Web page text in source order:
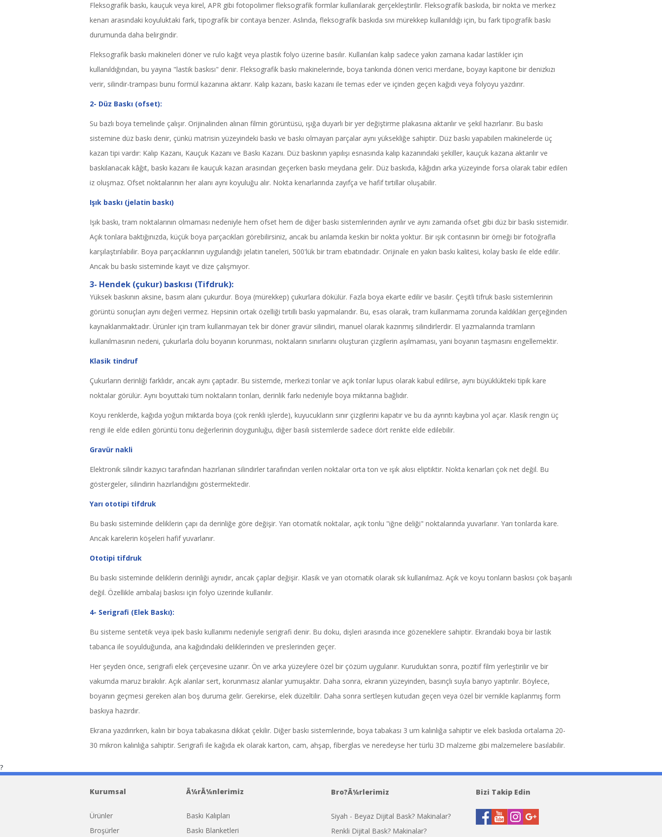
Fleksografik baskı, kauçuk veya kirel, APR gibi fotopolimer fleksografik formlar kullanılarak gerçekleştirilir. Fleksografik baskıda, bir nokta ve merkez
kenarı arasındaki koyuluktaki fark, tipografik bir contaya benzer. Aslında, fleksografik baskıda sıvı mürekkep kullanıldığı için, bu fark tipografik baskı
durumunda daha belirgindir.
Fleksografik baskı makineleri döner ve rulo kağıt veya plastik folyo üzerine basılır. Kullanılan kalıp sadece yakın zamana kadar lastikler için
kullanıldığından, bu yayına "lastik baskısı" denir. Fleksografik baskı makinelerinde, boya tankında dönen verici merdane, boyayı kapitone bir denizkızı
verir, silindir-trampası bunu formül kazanına aktarır. Kalıp kazanı, baskı kazanı ile temas eder ve içinden geçen kağıdı veya folyoyu yazdırır.
2- Düz Baskı (ofset):
Su bazlı boya temelinde çalışır. Orijinalinden alınan filmin görüntüsü, ışığa duyarlı bir yer değiştirme plakasına aktarılır ve şekil hazırlanır. Bu baskı
sistemine düz baskı denir, çünkü matrisin yüzeyindeki baskı ve baskı olmayan parçalar aynı yüksekliğe sahiptir. Düz baskı yapabilen makinelerde üç
kazan tipi vardır: Kalıp Kazanı, Kauçuk Kazanı ve Baskı Kazanı. Düz baskının yapılışı esnasında kalıp kazanındaki şekiller, kauçuk kazana aktarılır ve
baskılanacak kâğıt, baskı kazanı ile kauçuk kazan arasından geçerken baskı meydana gelir. Düz baskıda, kâğıdın arka yüzeyinde forsa olarak tabir edilen
iz oluşmaz. Ofset noktalarının her alanı aynı koyuluğu alır. Nokta kenarlarında zayıfça ve hafif tırtıllar oluşabilir.
Işık baskı (jelatin baskı)
Işık baskı, tram noktalarının olmaması nedeniyle hem ofset hem de diğer baskı sistemlerinden ayrılır ve aynı zamanda ofset gibi düz bir baskı sistemidir.
Açık tonlara baktığınızda, küçük boya parçacıkları görebilirsiniz, ancak bu anlamda keskin bir nokta yoktur. Bir ışık contasının bir örneği bir fotoğrafla
karşılaştırılabilir. Boya parçacıklarının uygulandığı jelatin taneleri, 500'lük bir tram ebatındadır. Orijinale en yakın baskı kalitesi, kolay baskı ile elde edilir.
Ancak bu baskı sisteminde kayıt ve dize çalışmıyor.
3- Hendek (çukur) baskısı (Tifdruk):
Yüksek baskının aksine, basım alanı çukurdur. Boya (mürekkep) çukurlara dökülür. Fazla boya ekarte edilir ve basılır. Çeşitli tifruk baskı sistemlerinin
görüntü sonuçları aynı değeri vermez. Hepsinin ortak özelliği tırtıllı baskı yapmalarıdır. Bu, esas olarak, tram kullanmama zorunda kaldıkları gerçeğinden
kaynaklanmaktadır. Ürünler için tram kullanmayan tek bir döner gravür silindiri, manuel olarak kazınmış silindirlerdir. El yazmalarında tramların
kullanılmasının nedeni, çukurlarla dolu boyanın korunması, noktaların sınırlarını oluşturan çizgilerin aşılmaması, yani boyanın taşmasını engellemektir.
Klasik tindruf
Çukurların derinliği farklıdır, ancak aynı çaptadır. Bu sistemde, merkezi tonlar ve açık tonlar lupus olarak kabul edilirse, aynı büyüklükteki tipik kare
noktalar görülür. Aynı boyuttaki tüm noktaların tonları, derinlik farkı nedeniyle boya miktarına bağlıdır.
Koyu renklerde, kağıda yoğun miktarda boya (çok renkli işlerde), kuyucukların sınır çizgilerini kapatır ve bu da ayrıntı kaybına yol açar. Klasik rengin üç
rengi ile elde edilen görüntü tonu değerlerinin doygunluğu, diğer basılı sistemlerde sadece dört renkte elde edilebilir.
Gravür nakli
Elektronik silindir kazıyıcı tarafından hazırlanan silindirler tarafından verilen noktalar orta ton ve ışık akısı eliptiktir. Nokta kenarları çok net değil. Bu
göstergeler, silindirin hazırlandığını göstermektedir.
Yarı ototipi tifdruk
Bu baskı sisteminde deliklerin çapı da derinliğe göre değişir. Yarı otomatik noktalar, açık tonlu "iğne deliği" noktalarında yuvarlanır. Yarı tonlarda kare.
Ancak karelerin köşeleri hafif yuvarlanır.
Ototipi tifdruk
Bu baskı sisteminde deliklerin derinliği aynıdır, ancak çaplar değişir. Klasik ve yarı otomatik olarak sık kullanılmaz. Açık ve koyu tonların baskısı çok başarılı
değil. Özellikle ambalaj baskısı için folyo üzerinde kullanılır.
4- Serigrafi (Elek Baskı):
Bu sisteme sentetik veya ipek baskı kullanımı nedeniyle serigrafi denir. Bu doku, dişleri arasında ince gözeneklere sahiptir. Ekrandaki boya bir lastik
tabanca ile soyulduğunda, ana kağıdındaki deliklerinden ve preslerinden geçer.
Her şeyden önce, serigrafi elek çerçevesine uzanır. Ön ve arka yüzeylere özel bir çözüm uygulanır. Kuruduktan sonra, pozitif film yerleştirilir ve bir
vakumda maruz bırakılır. Açık alanlar sert, korunmasız alanlar yumuşaktır. Daha sonra, ekranın yüzeyinden, basınçlı suyla banyo yaptırılır. Böylece,
boyanın geçmesi gereken alan boş duruma gelir. Gerekirse, elek düzeltilir. Daha sonra sertleşen kutudan geçen veya özel bir vernikle kaplanmış form
baskıya hazırdır.
Ekrana yazdırırken, kalın bir boya tabakasına dikkat çekilir. Diğer baskı sistemlerinde, boya tabakası 3 um kalınlığa sahiptir ve elek baskıda ortalama 20-
30 mikron kalınlığa sahiptir. Serigrafi ile kağıda ek olarak karton, cam, ahşap, fiberglas ve neredeyse her türlü 3D malzeme gibi malzemelere basılabilir.
?
Kurumsal
Ürünler
Broşürler
Ã¼rÃ¼nlerimiz
Baskı Kalıpları
Baskı Blanketleri
Replica Handbags
Bro?Ã¼rlerimiz
Siyah - Beyaz Dijital Bask? Makinalar?
Renkli Dijital Bask? Makinalar?
Bizi Takip Edin
Bolso Neverfull de Louis VuittonReplica Bolso Speedy de Louis VuittonReplica Bolsa de mensajero de Louis Vuitton